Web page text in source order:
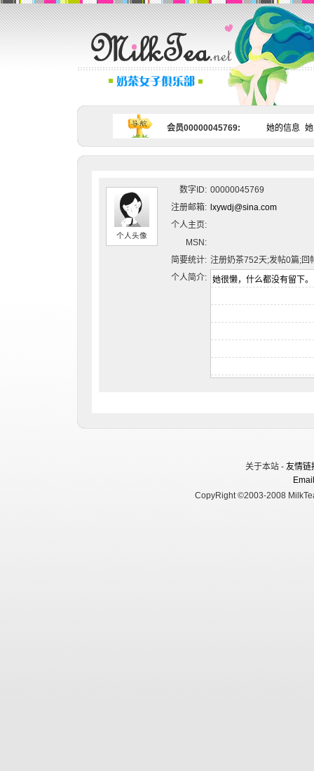
会员00000045769: 她的信息
个人头像
数字ID: 00000045769
注册邮箱: lxywdj@sina.com
个人主页:
MSN:
简要统计: 注册奶茶752天;发帖0篇;回
个人简介:
关于本站 - 友情链
CopyRight ©2003-2008